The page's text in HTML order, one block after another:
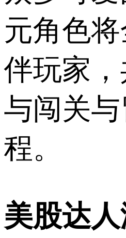
元角色
伴玩家
与闯关
程。
美股达